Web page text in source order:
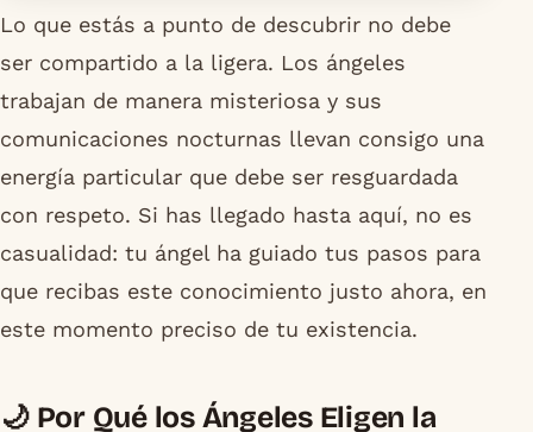
Lo que estás a punto de descubrir no debe
ser compartido a la ligera. Los ángeles
trabajan de manera misteriosa y sus
comunicaciones nocturnas llevan consigo una
energía particular que debe ser resguardada
con respeto. Si has llegado hasta aquí, no es
casualidad: tu ángel ha guiado tus pasos para
que recibas este conocimiento justo ahora, en
este momento preciso de tu existencia.
🌙 Por Qué los Ángeles Eligen la